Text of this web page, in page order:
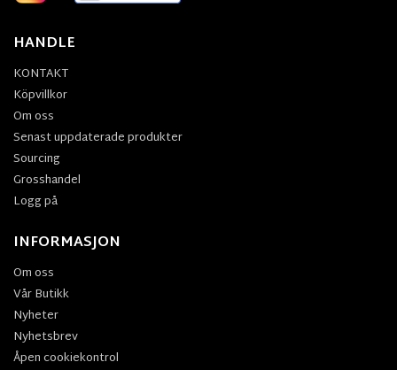
HANDLE
KONTAKT
Köpvillkor
Om oss
Senast uppdaterade produkter
Sourcing
Grosshandel
Logg på
INFORMASJON
Om oss
Vår Butikk
Nyheter
Nyhetsbrev
Åpen cookiekontrol